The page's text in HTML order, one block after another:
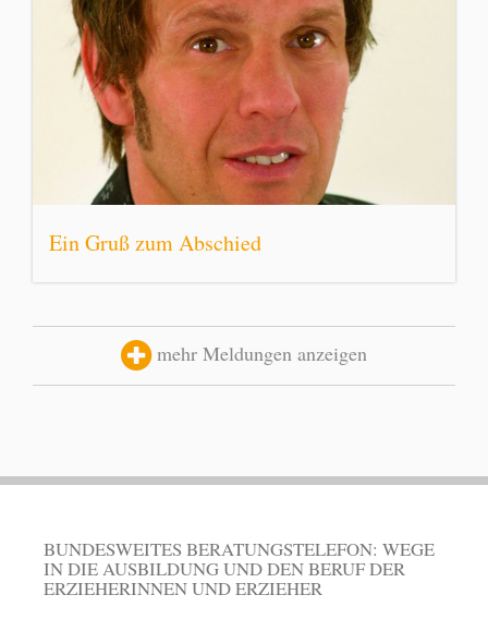
Ein Gruß zum Abschied
mehr Meldungen anzeigen
BUNDESWEITES BERATUNGSTELEFON: WEGE
IN DIE AUSBILDUNG UND DEN BERUF DER
ERZIEHERINNEN UND ERZIEHER